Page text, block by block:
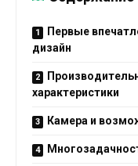
Первые
дизайн
характеристики
Камера и